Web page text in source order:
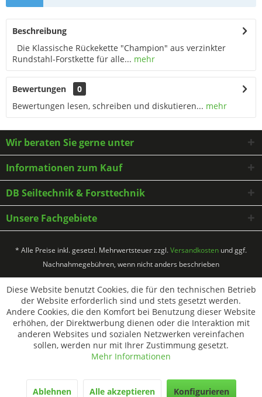
Beschreibung
Die Klassische Rückekette "Champion" aus verzinkter
Rundstahl-Forstkette für alle... mehr
Bewertungen
0
Bewertungen lesen, schreiben und diskutieren... mehr
Wir beraten Sie gerne unter
Informationen zum Kauf
DB Seiltechnik & Forsttechnik
Unsere Fachgebiete
* Alle Preise inkl. gesetzl. Mehrwertsteuer zzgl.Versandkosten und ggf.
Nachnahmegebühren, wenn nicht anders beschrieben
Diese Website benutzt Cookies, die für den technischen Betrieb
der Website erforderlich sind und stets gesetzt werden.
Andere Cookies, die den Komfort bei Benutzung dieser Website
erhöhen, der Direktwerbung dienen oder die Interaktion mit
anderen Websites und sozialen Netzwerken vereinfachen
sollen, werden nur mit Ihrer Zustimmung gesetzt.
Mehr Informationen
Ablehnen Alle akzeptieren Konfigurieren